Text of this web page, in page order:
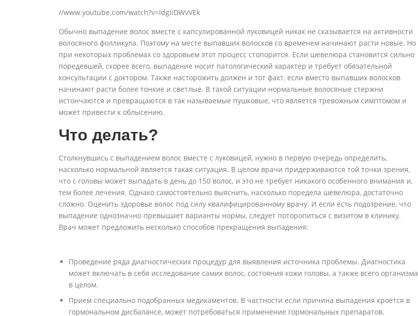
//www.youtube.com/watch?v=IdgIiDWvVEk
Обычно выпадение волос вместе с капсулированной луковицей никак не сказывается на активности
волосяного фолликула. Поэтому на месте выпавших волосков со временем начинают расти новые. Но
при некоторых проблемах со здоровьем этот процесс стопорится. Если шевелюра становится сильно
поредевшей, скорее всего, выпадение носит патологический характер и требует обязательной
консультации с доктором. Также насторожить должен и тот факт, если вместо выпавших волосков
начинают расти более тонкие и светлые. В такой ситуации нормальные волосяные стержни
истончаются и превращаются в так называемые пушковые, что является тревожным симптомом и
может привести к облысению.
Что делать?
Столкнувшись с выпадением волос вместе с луковицей, нужно в первую очередь определить,
насколько нормальной является такая ситуация. В целом врачи придерживаются той точки зрения,
что с головы может выпадать в день до 150 волос, и это не требует никакого особенного внимания и,
тем более лечения. Однако самостоятельно выяснить, насколько поредела шевелюра, достаточно
сложно. Оценить здоровье волос под силу квалифицированному врачу. И если есть подозрение, что
выпадение однозначно превышает варианты нормы, следует поторопиться с визитом в клинику.
Врач может предложить несколько способов прекращения выпадения:
Проведение ряда диагностических процедур для выявления источника проблемы. Диагностика
может включать в себя исследование самих волос, состояния кожи головы, а также всего организма
в целом.
Прием специально подобранных медикаментов. В частности если причина выпадения кроется в
гормональном дисбалансе, может потребоваться применение гормональных препаратов.